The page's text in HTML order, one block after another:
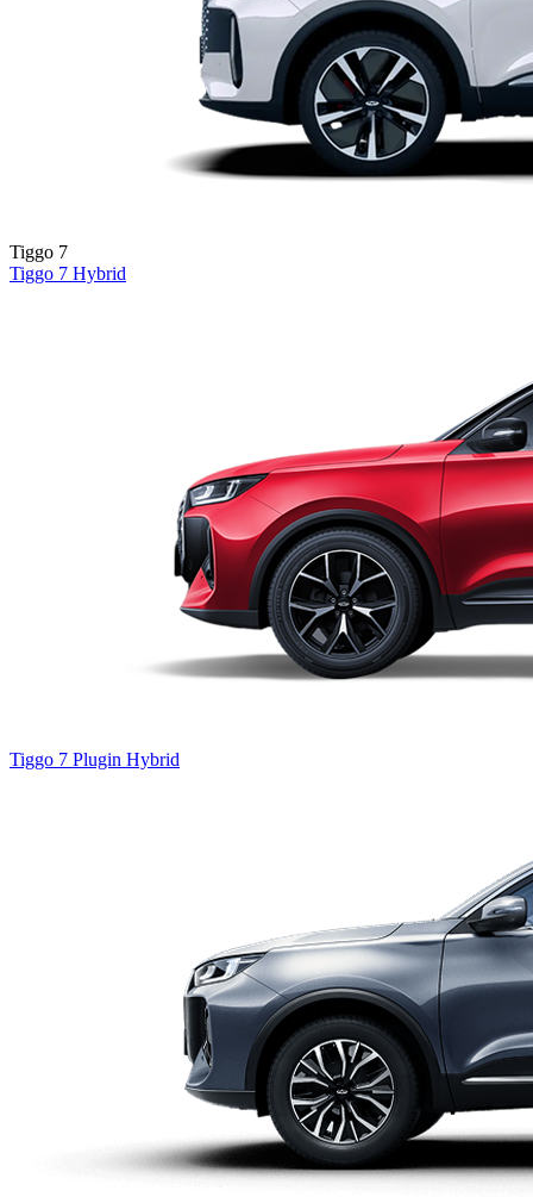
Tiggo 7
Tiggo 7 Hybrid
Tiggo 7 Plugin Hybrid